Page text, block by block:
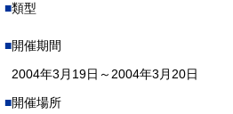
類型
開催期間
2004年3月19日～2004年3月20日
開催場所